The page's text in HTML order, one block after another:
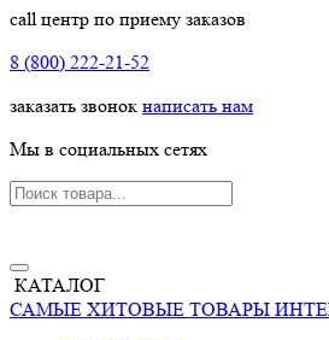
call центр по приему заказов
8 (800) 222-21-52
заказать звонок написать нам
Мы в социальных сетях
КАТАЛОГ
САМЫЕ ХИТОВЫЕ ТОВАРЫ